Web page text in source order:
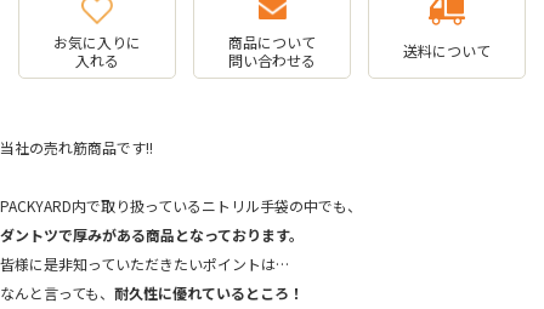
お気に入りに
入れる
商品について
問い合わせる
送料について
当社の売れ筋商品です!!
PACKYARD内で取り扱っているニトリル手袋の中でも、
ダントツで厚みがある商品となっております。
皆様に是非知っていただきたいポイントは…
なんと言っても、 耐久性に優れているところ！